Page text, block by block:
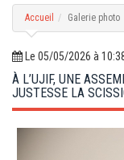
e
n
a
i
g
a
t
i
Accueil Galerie photo
Le 05/05/2026 à
À L’UJIF, UNE
JUSTESSE LA